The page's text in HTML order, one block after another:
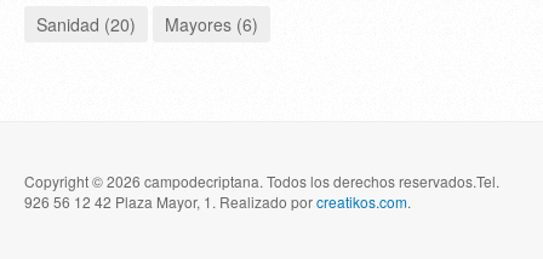
Sanidad (20)
Mayores (6)
Copyright © 2026 campodecriptana. Todos los derechos reservados.Tel.
926 56 12 42 Plaza Mayor, 1. Realizado porcreatikos.com.